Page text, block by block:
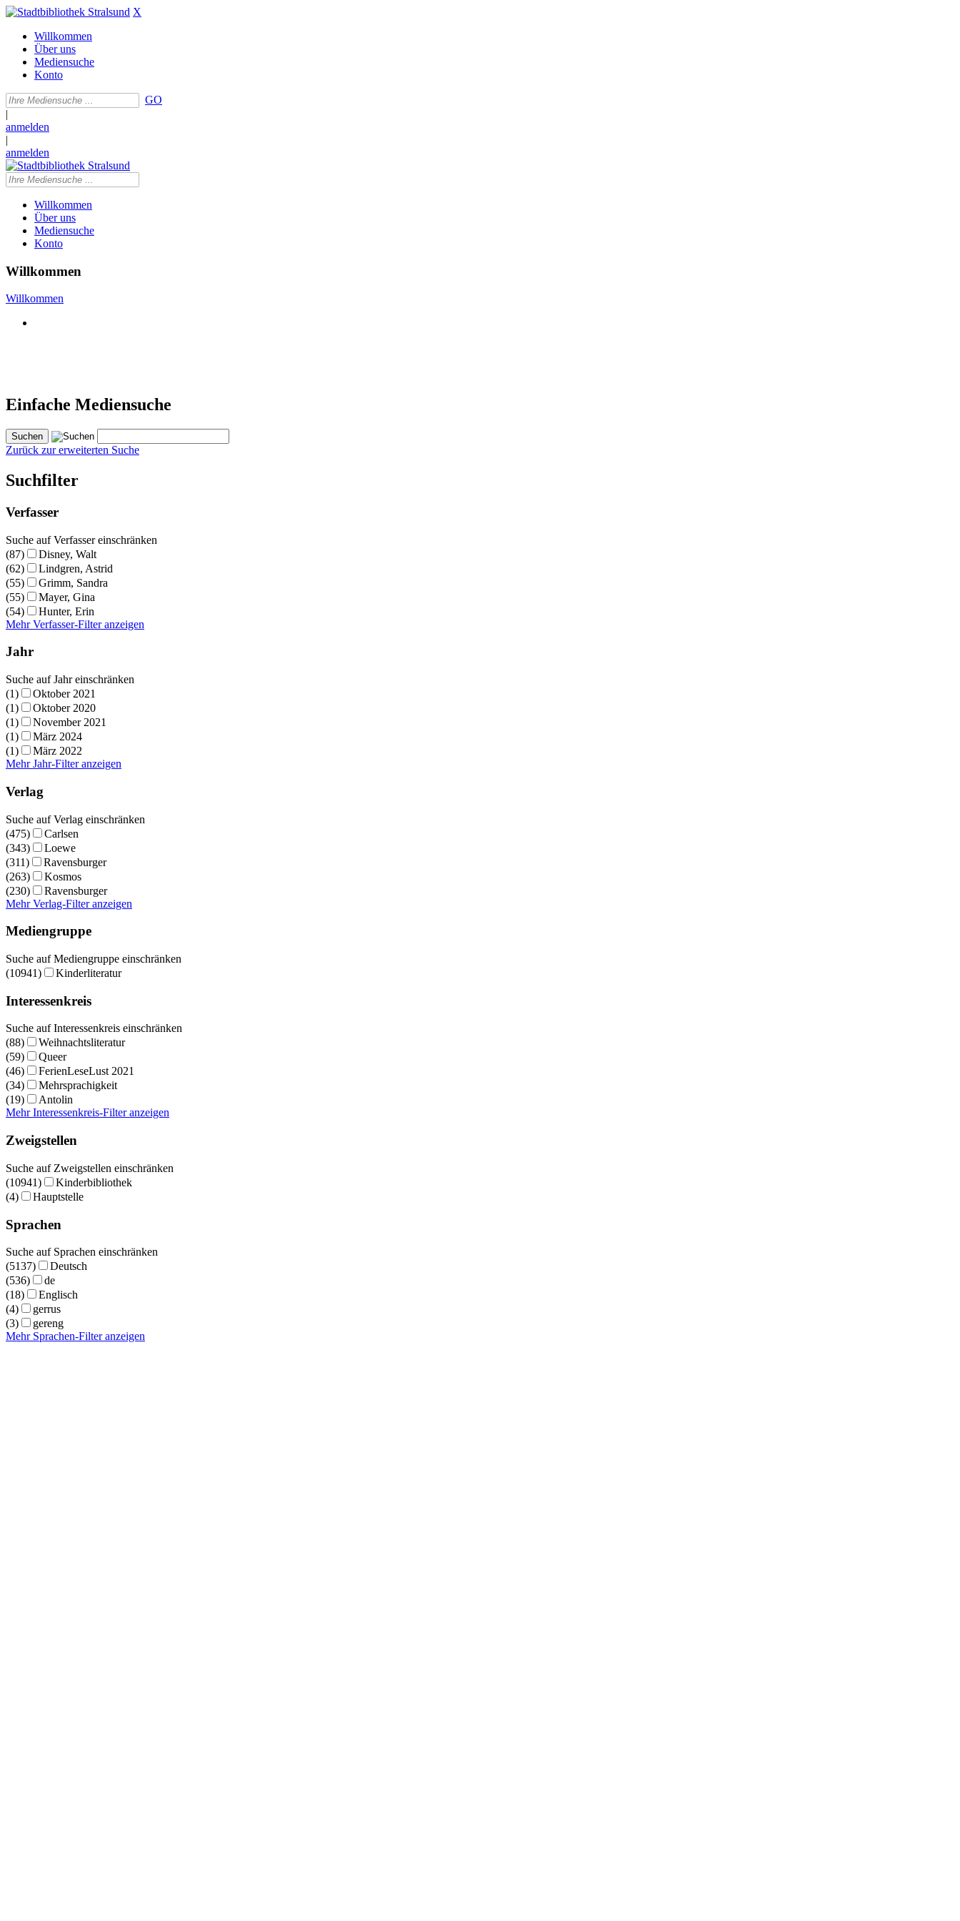
X
Willkommen
Über uns
Mediensuche
Konto
GO
|
anmelden
|
anmelden
Willkommen
Über uns
Mediensuche
Konto
Willkommen
Willkommen
Einfache Mediensuche
Zurück zur erweiterten Suche
Suchfilter
Verfasser
Suche auf Verfasser einschränken
(87)
Disney, Walt
(62)
Lindgren, Astrid
(55)
Grimm, Sandra
(55)
Mayer, Gina
(54)
Hunter, Erin
Mehr Verfasser-Filter anzeigen
Jahr
Suche auf Jahr einschränken
(1)
Oktober 2021
(1)
Oktober 2020
(1)
November 2021
(1)
März 2024
(1)
März 2022
Mehr Jahr-Filter anzeigen
Verlag
Suche auf Verlag einschränken
(475)
Carlsen
(343)
Loewe
(311)
Ravensburger
(263)
Kosmos
(230)
Ravensburger
Mehr Verlag-Filter anzeigen
Mediengruppe
Suche auf Mediengruppe einschränken
(10941)
Kinderliteratur
Interessenkreis
Suche auf Interessenkreis einschränken
(88)
Weihnachtsliteratur
(59)
Queer
(46)
FerienLeseLust 2021
(34)
Mehrsprachigkeit
(19)
Antolin
Mehr Interessenkreis-Filter anzeigen
Zweigstellen
Suche auf Zweigstellen einschränken
(10941)
Kinderbibliothek
(4)
Hauptstelle
Sprachen
Suche auf Sprachen einschränken
(5137)
Deutsch
(536)
de
(18)
Englisch
(4)
gerrus
(3)
gereng
Mehr Sprachen-Filter anzeigen